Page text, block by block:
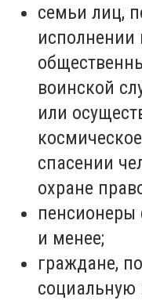
семьи лиц,
исполнении
воинской
или
спасении
охране
и менее;
граждане,